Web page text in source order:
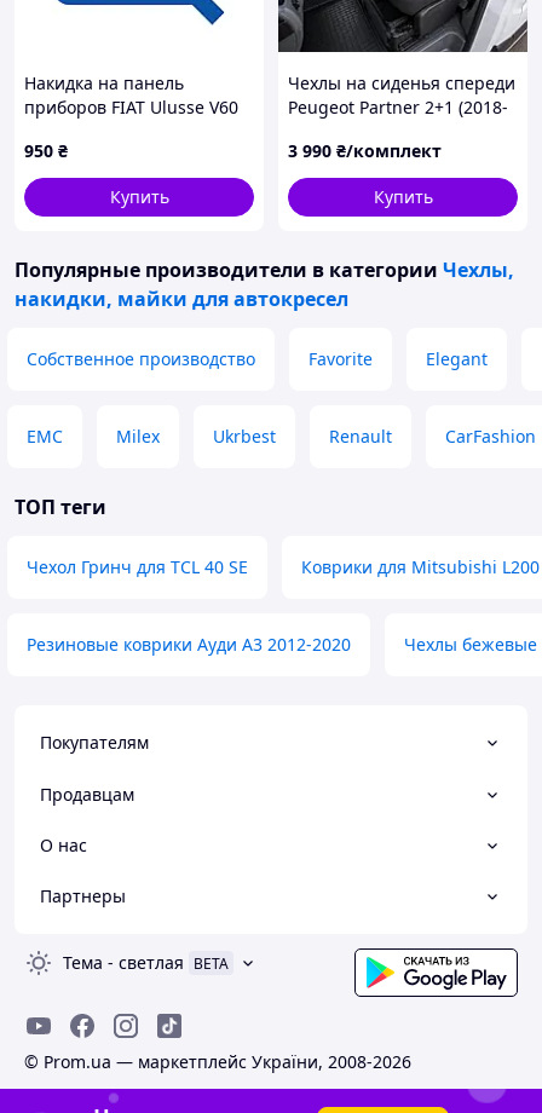
Накидка на панель
приборов FIAT Ulusse V60
на торпеду автомобиля
Фиат Улиси
950 ₴
Купить
Чехлы на сиденья спереди
Peugeot Partner 2+1 (2018-
для Партнер. Ткань
жаккард с ромбовой
фактурой
3 990 ₴/комплект
Купить
Популярные производители в категории Чехлы,
накидки, майки для автокресел
Собственное производство Favorite Elegant
EMC Milex Ukrbest Renault CarFashion
ТОП теги
Чехол Гринч для TCL 40 SE Коврики для Mitsubishi
Резиновые коврики Ауди А3 2012-2020 Чехлы бежевые
Покупателям
Продавцам
О нас
Партнеры
Тема - светлая BETA
© Prom.ua — маркетплейс України, 2008-2026